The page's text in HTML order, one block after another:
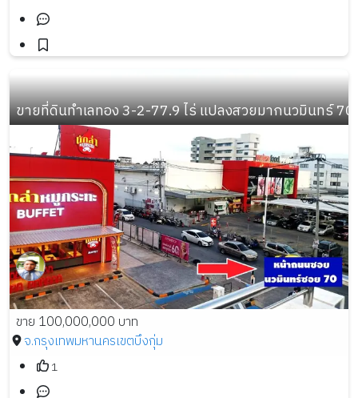
ขายที่ดินทำเลทอง 3-2-77.9 ไร่ แปลงสวยมากนวมินทร์
ขาย 100,000,000 บาท
จ.กรุงเทพมหานครเขตบึงกุ่ม
1